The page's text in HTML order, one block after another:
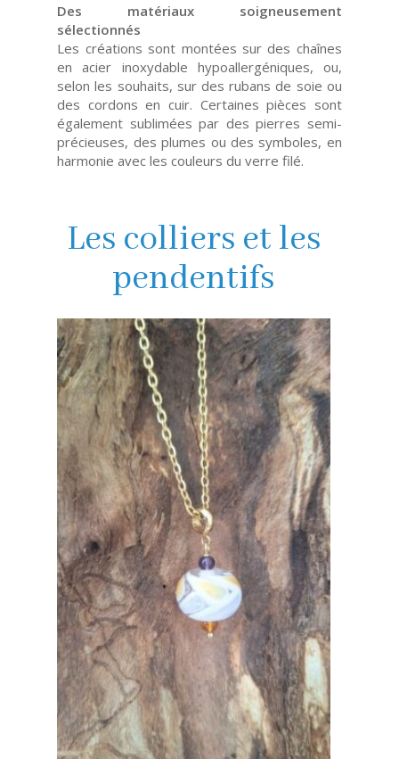
Des matériaux soigneusement
sélectionnés
Les créations sont montées sur des chaînes
en acier inoxydable hypoallergéniques, ou,
selon les souhaits, sur des rubans de soie ou
des cordons en cuir. Certaines pièces sont
également sublimées par des pierres semi-
précieuses, des plumes ou des symboles, en
harmonie avec les couleurs du verre filé.
Les colliers et les
pendentifs